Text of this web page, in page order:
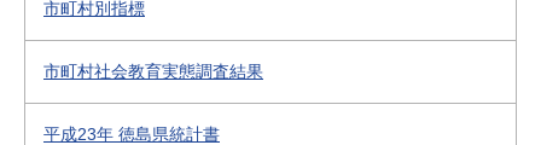
市町村別指標
市町村社会教育実態調査結果
平成23年 徳島県統計書